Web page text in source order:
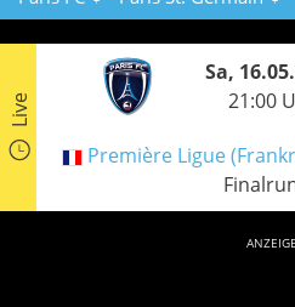
Live
Sa,
21:00
Première Ligue
ANZEIGE